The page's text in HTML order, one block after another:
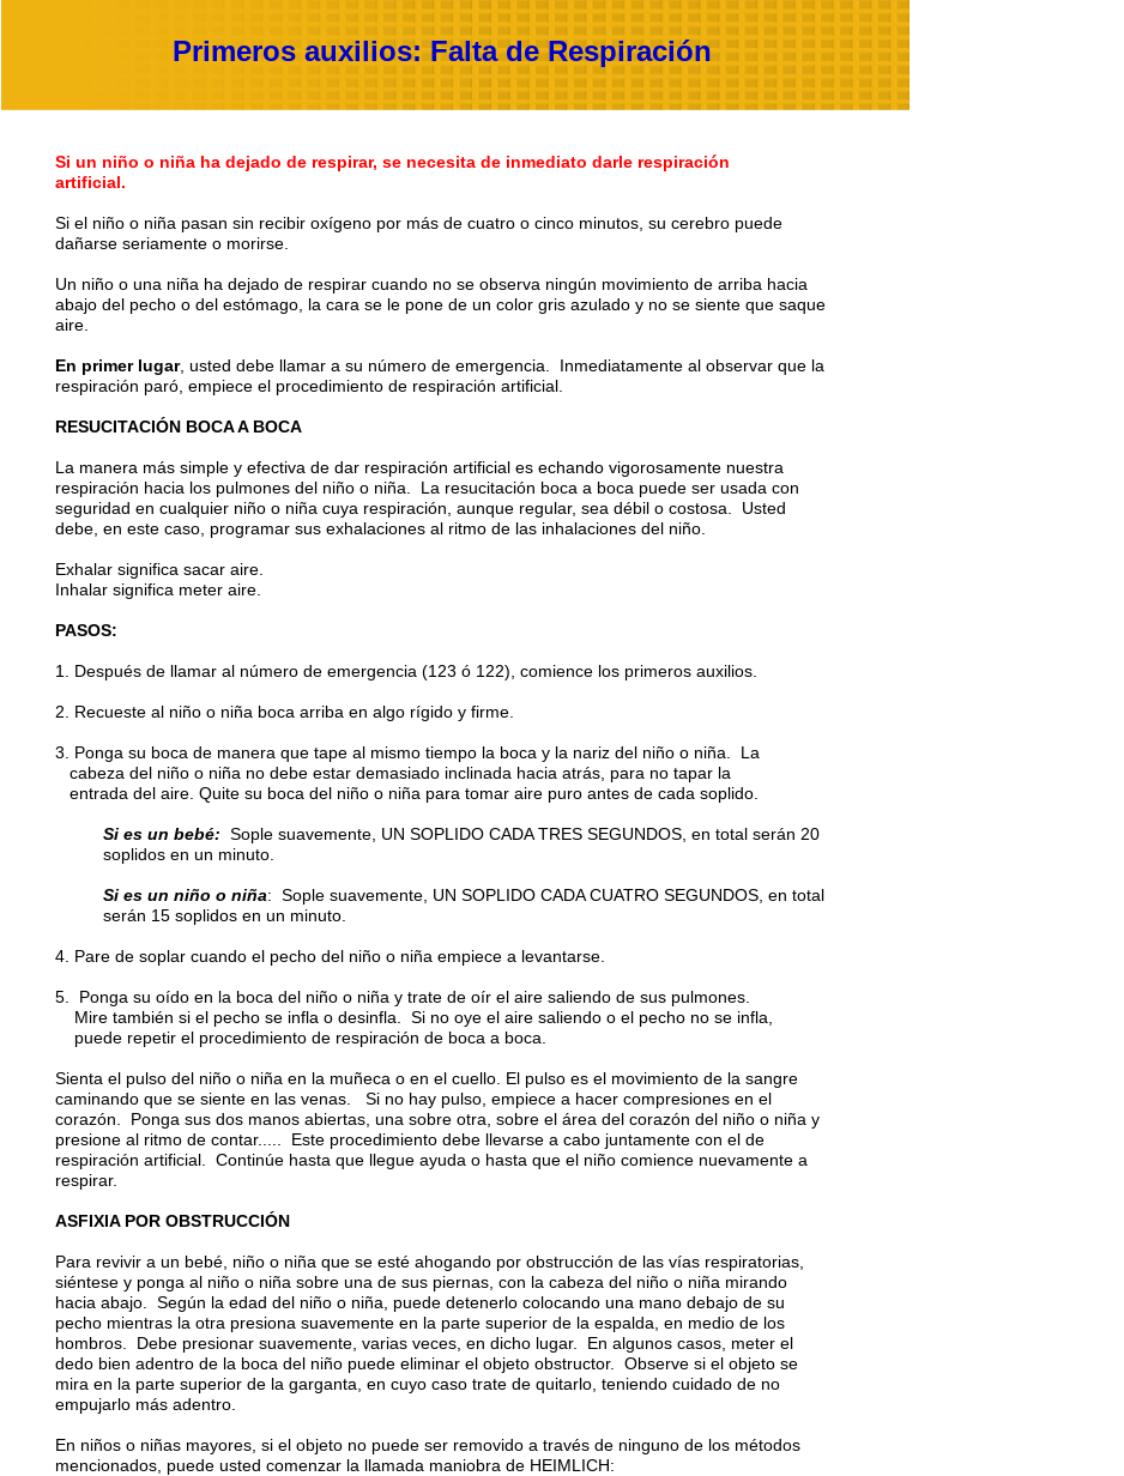
Si un niño o niña ha dejado de respirar, se necesita de inmediato darle respiración
artificial.
Si el niño o niña pasan sin recibir oxígeno por más de cuatro o cinco minutos, su cerebro puede
dañarse seriamente o morirse.
Un niño o una niña ha dejado de respirar cuando no se observa ningún movimiento de arriba hacia
abajo del pecho o del estómago, la cara se le pone de un color gris azulado y no se siente que saque
aire.
En primer lugar, usted debe llamar a su número de emergencia. Inmediatamente al observar que la
respiración paró, empiece el procedimiento de respiración artificial.
RESUCITACIÓN BOCA A BOCA
La manera más simple y efectiva de dar respiración artificial es echando vigorosamente nuestra
respiración hacia los pulmones del niño o niña. La resucitación boca a boca puede ser usada con
seguridad en cualquier niño o niña cuya respiración, aunque regular, sea débil o costosa. Usted
debe, en este caso, programar sus exhalaciones al ritmo de las inhalaciones del niño.
Exhalar significa sacar aire.
Inhalar significa meter aire.
PASOS:
1. Después de llamar al número de emergencia (123 ó 122), comience los primeros auxilios.
2. Recueste al niño o niña boca arriba en algo rígido y firme.
3. Ponga su boca de manera que tape al mismo tiempo la boca y la nariz del niño o niña. La
cabeza del niño o niña no debe estar demasiado inclinada hacia atrás, para no tapar la
entrada del aire. Quite su boca del niño o niña para tomar aire puro antes de cada soplido.
Si es un bebé: Sople suavemente, UN SOPLIDO CADA TRES SEGUNDOS, en total serán 20
soplidos en un minuto.
Si es un niño o niña: Sople suavemente, UN SOPLIDO CADA CUATRO SEGUNDOS, en total
serán 15 soplidos en un minuto.
4. Pare de soplar cuando el pecho del niño o niña empiece a levantarse.
5. Ponga su oído en la boca del niño o niña y trate de oír el aire saliendo de sus pulmones.
Mire también si el pecho se infla o desinfla. Si no oye el aire saliendo o el pecho no se infla,
puede repetir el procedimiento de respiración de boca a boca.
Sienta el pulso del niño o niña en la muñeca o en el cuello. El pulso es el movimiento de la sangre
caminando que se siente en las venas. Si no hay pulso, empiece a hacer compresiones en el
corazón. Ponga sus dos manos abiertas, una sobre otra, sobre el área del corazón del niño o niña y
presione al ritmo de contar..... Este procedimiento debe llevarse a cabo juntamente con el de
respiración artificial. Continúe hasta que llegue ayuda o hasta que el niño comience nuevamente a
respirar.
ASFIXIA POR OBSTRUCCIÓN
Para revivir a un bebé, niño o niña que se esté ahogando por obstrucción de las vías respiratorias,
siéntese y ponga al niño o niña sobre una de sus piernas, con la cabeza del niño o niña mirando
hacia abajo. Según la edad del niño o niña, puede detenerlo colocando una mano debajo de su
pecho mientras la otra presiona suavemente en la parte superior de la espalda, en medio de los
hombros. Debe presionar suavemente, varias veces, en dicho lugar. En algunos casos, meter el
dedo bien adentro de la boca del niño puede eliminar el objeto obstructor. Observe si el objeto se
mira en la parte superior de la garganta, en cuyo caso trate de quitarlo, teniendo cuidado de no
empujarlo más adentro.
En niños o niñas mayores, si el objeto no puede ser removido a través de ninguno de los métodos
mencionados, puede usted comenzar la llamada maniobra de HEIMLICH:
Primeros auxilios: Falta de Respiración